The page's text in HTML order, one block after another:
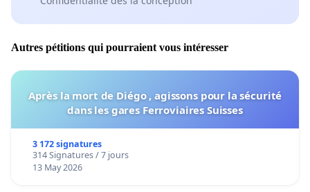
Autres pétitions qui pourraient vous intéresser
Après la mort de Diégo , agissons pour la sécurité
dans les gares Ferroviaires Suisses
3 172 signatures
314 Signatures / 7 jours
13 May 2026